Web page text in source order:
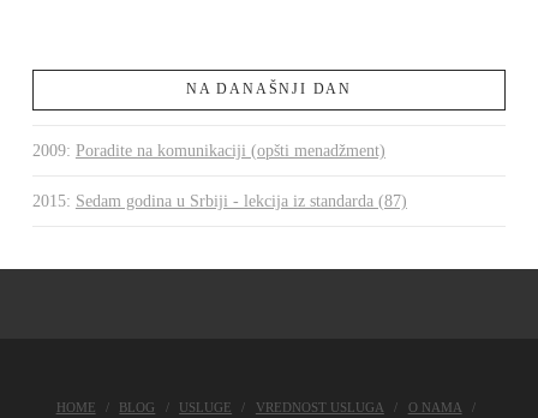
NA DANAŠNJI DAN
2009: Poradite na komunikaciji (opšti menadžment)
2015: Sedam godina u Srbiji - lekcija iz standarda (87)
HOME BLOG USLUGE VREDNOST USLUGA
O NAMA